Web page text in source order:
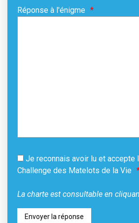
Réponse à l'énigme
Je reconnais avoir lu et accepte
Challenge des Matelots de la Vie
La charte est consultable en